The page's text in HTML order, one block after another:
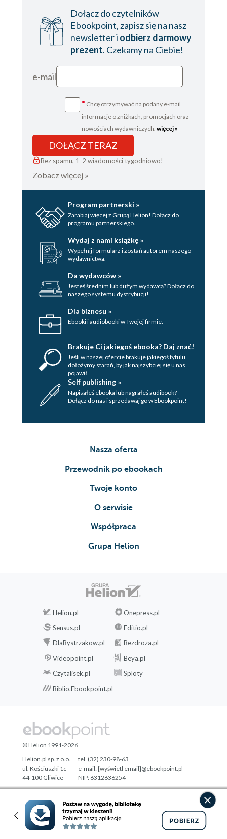
Dołącz do czytelników
Ebookpoint, zapisz się na nasz
newsletter i odbierz darmowy
prezent. Czekamy na Ciebie!
e-mail
* Chcę otrzymywać na podany e-mail
informacje o zniżkach, promocjach oraz
nowościach wydawniczych. więcej »
DOŁĄCZ TERAZ
Bez spamu, 1-2 wiadomości tygodniowo!
Zobacz więcej »
Program partnerski »
Zarabiaj więcej z Grupą Helion! Dołącz do
programu partnerskiego.
Wydaj z nami książkę »
Wypełnij formularz i zostań autorem naszego
wydawnictwa.
Da wydawców »
Jesteś średnim lub dużym wydawcą? Dołącz do
naszego systemu dystrybucji!
Dla biznesu »
Ebooki i audiobooki w Twojej firmie.
Brakuje Ci jakiegoś ebooka? Daj znać!
Jeśli w naszej ofercie brakuje jakiegoś tytulu,
dołożymy starań, by jak najszybciej się u nas
pojawił.
Self publishing »
Napisałeś ebooka lub nagrałeś audibook?
Dołącz do nas i sprzedawaj go w Ebookpoint!
Nasza oferta
Przewodnik po ebookach
Twoje konto
O serwisie
Współpraca
Grupa Helion
Helion.pl
Onepress.pl
Sensus.pl
Editio.pl
DlaBystrzakow.pl
Bezdroza.pl
Videopoint.pl
Beya.pl
Czytalisek.pl
Sploty
Biblio.Ebookpoint.pl
Designed with ♥ byTonik.pl
© Helion 1991-2026
Helion.pl sp. z o.o.
ul. Kościuszki 1c
44-100 Gliwice
tel. (32) 230-98-63
e-mail:[wyświetl email]@ebookpoint.pl
NIP: 6312636254
Regon: 241989027
Pełna wersja strony »